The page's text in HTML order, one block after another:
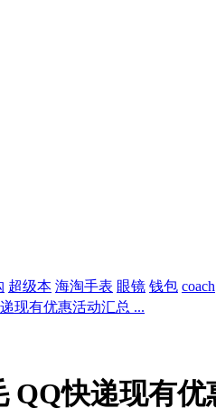
超级本 海淘手表 眼镜 钱包 coach
现有优惠活动汇总 ...
QQ快递现有优